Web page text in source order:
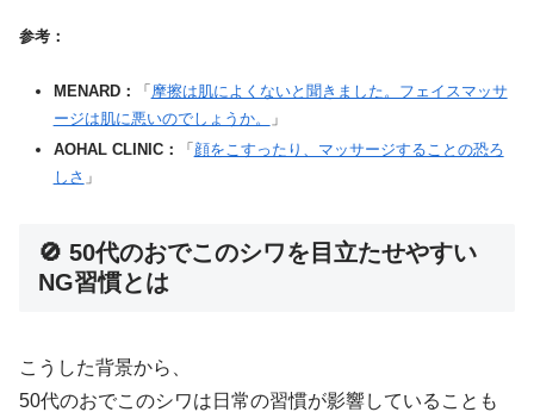
参考：
MENARD： 「 摩擦は肌によくないと聞きました。フェイスマッサ
ージは肌に悪いのでしょうか。
」
AOHAL CLINIC：
「顔をこすったり、マッサージすることの恐ろ
しさ 」
🚫 50代のおでこのシワを目立たせやすい
NG習慣とは
こうした背景から、
50代のおでこのシワは日常の習慣が影響していることも